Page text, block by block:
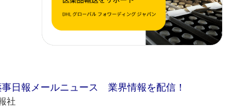
日報メールニュース 業界情報を配信！
社